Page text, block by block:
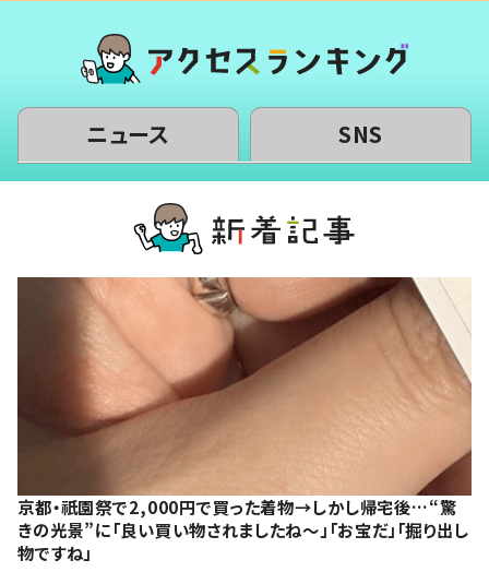
ニュース SNS
京都・祇園祭で2,000円で買った着物→しかし帰宅後…“驚
きの光景”に「良い買い物されましたね～」「お宝だ」「掘り出し
物ですね」